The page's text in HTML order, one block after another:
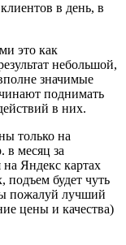
в день, в
это как
небольшой,
значимые
поднимать
в них.
только на
в месяц за
Яндекс картах
подъем будет чуть
пожалуй лучший
цены и качества)